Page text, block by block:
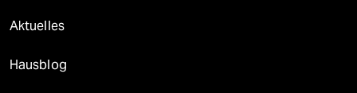
Aktuelles
Hausblog